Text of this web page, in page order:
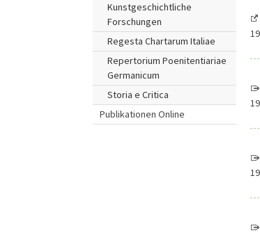
Kunstgeschichtliche
Forschungen
Regesta Chartarum Italiae
Repertorium Poenitentiariae
Germanicum
Storia e Critica
Publikationen Online